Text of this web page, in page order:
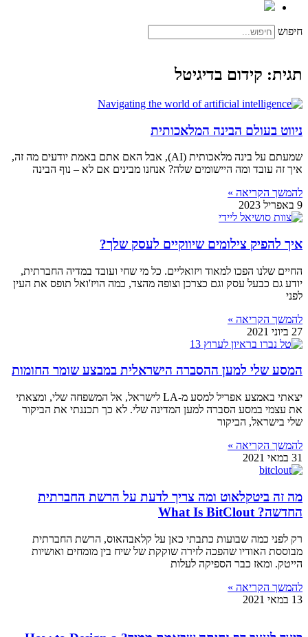
חיפוש
תגית: קידום בדיגיטל
ניווט בעולם הבינה המלאכותית
שמעתם על בינה מלאכותית (AI), אבל האם אתם באמת יודעים מה זה,
איך זה עובד ומה היישומים שלה? אנחנו מבינים אם לא – נוף הבינה
להמשך הקריאה »
9 באפריל 2023
איך להפיק צילומים שיווקיים לעסק שלך?
החיים שלנו הפכו למאוד ויזואליים. כל מי שחי ועובד במדיה החברתית,
יודע גם כבעל עסק וגם כצרכן וצופה מהצד, כמה הויז'ואל תופס את העין
לפני
להמשך הקריאה »
27 ביוני 2021
המסע שלי למען ההסברה הישראלית במבצע שומר החומות
יצאתי באמצע אפריל למסע מ-LA לישראל, אל המשפחה שלי, ומצאתי
את עצמי במסע הסברה למען המדינה שלי. לא כך תכננתי את הביקור
שלי בישראל, הביקור
להמשך הקריאה »
31 במאי 2021
מה זה ביטקלאוט ומה צריך לדעת על הרשת החברתית
החדשה? What Is BitClout
רק לפני כמה שבועות כתבתי כאן על קלאבהאוס, הרשת החברתית
מבוססת האודיו שהפכה לזירה שוקקת של שיח בין מומחים ואושיות
הייטק. ומאז כבר הספיקה לעלות
להמשך הקריאה »
13 במאי 2021